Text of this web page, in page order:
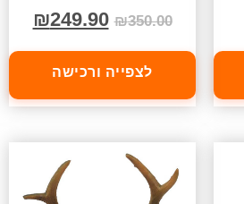
₪350.00
₪249.90
לצפייה ורכישה